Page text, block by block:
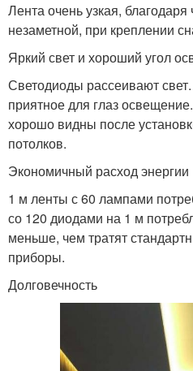
Лента очень узкая, благодаря
незаметной, при креплении
Яркий свет и хороший угол
Светодиоды рассеивают
приятное для глаз
хорошо видны после
потолков.
Экономичный расход энергии
1 м ленты с 60 лампами
со 120 диодами на 1 м
меньше, чем тратят
приборы.
Долговечность